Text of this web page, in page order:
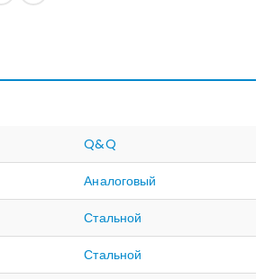
Q&Q
Аналоговый
Стальной
Стальной